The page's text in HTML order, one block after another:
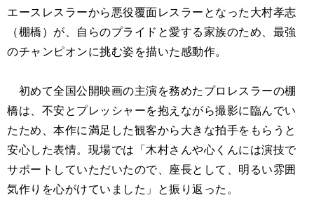
エースレスラーから悪役覆面レスラーとなった大村孝志
（棚橋）が、自らのプライドと愛する家族のため、最強
のチャンピオンに挑む姿を描いた感動作。
初めて全国公開映画の主演を務めたプロレスラーの棚
橋は、不安とプレッシャーを抱えながら撮影に臨んでい
たため、本作に満足した観客から大きな拍手をもらうと
安心した表情。現場では「木村さんや心くんには演技で
サポートしていただいたので、座長として、明るい雰囲
気作りを心がけていました」と振り返った。